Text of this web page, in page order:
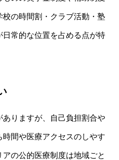
校の時間割・クラブ活動・塾
常的な位置を占める点が特
りますが、自己負担割合や
間や医療アクセスのしやす
の公的医療制度は地域ごと